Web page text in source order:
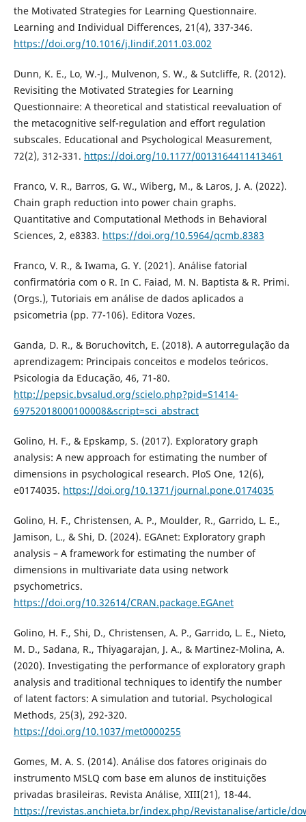
the Motivated Strategies for Learning Questionnaire.
Learning and Individual Differences, 21(4), 337-346.
https://doi.org/10.1016/j.lindif.2011.03.002
Dunn, K. E., Lo, W.-J., Mulvenon, S. W., & Sutcliffe, R. (2012).
Revisiting the Motivated Strategies for Learning
Questionnaire: A theoretical and statistical reevaluation of
the metacognitive self-regulation and effort regulation
subscales. Educational and Psychological Measurement,
72(2), 312-331. https://doi.org/10.1177/0013164411413461
Franco, V. R., Barros, G. W., Wiberg, M., & Laros, J. A. (2022).
Chain graph reduction into power chain graphs.
Quantitative and Computational Methods in Behavioral
Sciences, 2, e8383. https://doi.org/10.5964/qcmb.8383
Franco, V. R., & Iwama, G. Y. (2021). Análise fatorial
confirmatória com o R. In C. Faiad, M. N. Baptista & R. Primi.
(Orgs.), Tutoriais em análise de dados aplicados a
psicometria (pp. 77-106). Editora Vozes.
Ganda, D. R., & Boruchovitch, E. (2018). A autorregulação da
aprendizagem: Principais conceitos e modelos teóricos.
Psicologia da Educação, 46, 71-80.
http://pepsic.bvsalud.org/scielo.php?pid=S1414-
69752018000100008&script=sci_abstract
Golino, H. F., & Epskamp, S. (2017). Exploratory graph
analysis: A new approach for estimating the number of
dimensions in psychological research. PloS One, 12(6),
e0174035. https://doi.org/10.1371/journal.pone.0174035
Golino, H. F., Christensen, A. P., Moulder, R., Garrido, L. E.,
Jamison, L., & Shi, D. (2024). EGAnet: Exploratory graph
analysis – A framework for estimating the number of
dimensions in multivariate data using network
psychometrics.
https://doi.org/10.32614/CRAN.package.EGAnet
Golino, H. F., Shi, D., Christensen, A. P., Garrido, L. E., Nieto,
M. D., Sadana, R., Thiyagarajan, J. A., & Martinez-Molina, A.
(2020). Investigating the performance of exploratory graph
analysis and traditional techniques to identify the number
of latent factors: A simulation and tutorial. Psychological
Methods, 25(3), 292-320.
https://doi.org/10.1037/met0000255
Gomes, M. A. S. (2014). Análise dos fatores originais do
instrumento MSLQ com base em alunos de instituições
privadas brasileiras. Revista Análise, XIII(21), 18-44.
https://revistas.anchieta.br/index.php/Revistanalise/article/